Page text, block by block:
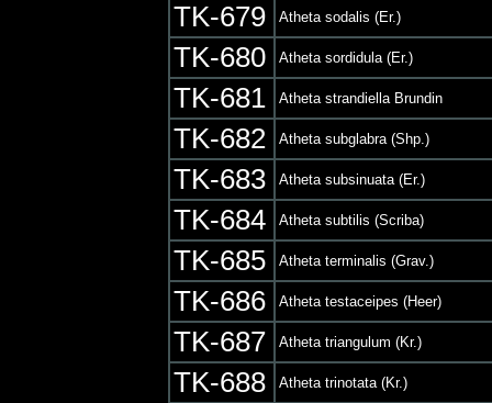
TK-679 Atheta sodalis (Er.)
TK-680 Atheta sordidula (Er.)
TK-681 Atheta strandiella Brundin
TK-682 Atheta subglabra (Shp.)
TK-683 Atheta subsinuata (Er.)
TK-684 Atheta subtilis (Scriba)
TK-685 Atheta terminalis (Grav.)
TK-686 Atheta testaceipes (Heer)
TK-687 Atheta triangulum (Kr.)
TK-688 Atheta trinotata (Kr.)